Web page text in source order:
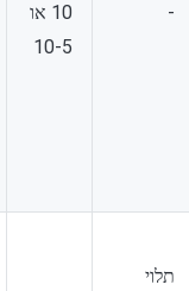
-
10 או
10-5
תלוי